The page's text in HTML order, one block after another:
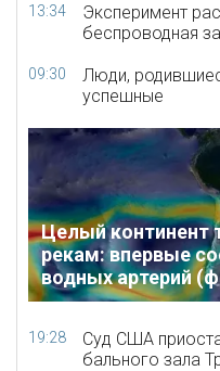
13:34
Эксперимент
беспроводная
09:30
Люди,
успешные
Целый континент
рекам: впервые
водных артерий
19:28
Суд США
бального зала